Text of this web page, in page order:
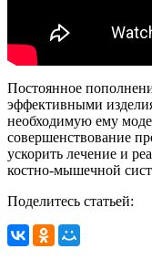
Постоянное
эффективными
необходимую ему
совершенствование
ускорить лечение и
костно-мышечной
Поделитесь статьей: